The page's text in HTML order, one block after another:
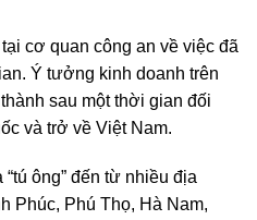
cơ quan công an về việc đã
Ý tưởng kinh doanh trên
sau một thời gian đối
và trở về Việt Nam.
“tú ông” đến từ nhiều địa
Phúc, Phú Thọ, Hà Nam,